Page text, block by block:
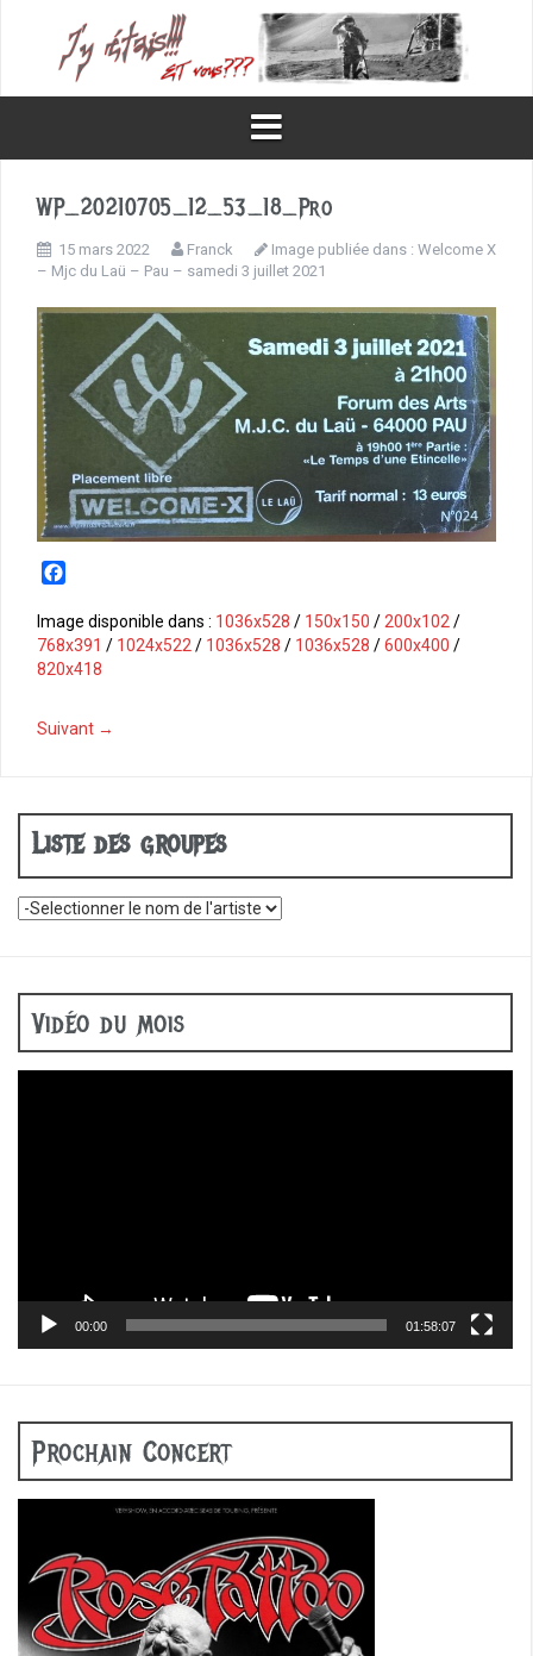
WP_20210705_12_53_18_Pro
15 mars 2022 Franck Image publiée dans : Welcome X
– Mjc du Laü – Pau – samedi 3 juillet 2021
c
e
b
k
Image disponible dans : 1036x528 / 150x150 / 200x102 /
768x391 / 1024x522 / 1036x528 / 1036x528 /600x400 /
820x418
Suivant →
Liste des groupes
Vidéo du mois
00:00 01:58:07
Prochain Concert